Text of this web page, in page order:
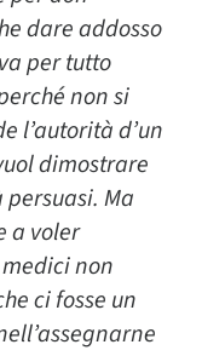
dare addosso
per tutto
non si
l’autorità d’un
dimostrare
Ma
a voler
non
ci fosse un